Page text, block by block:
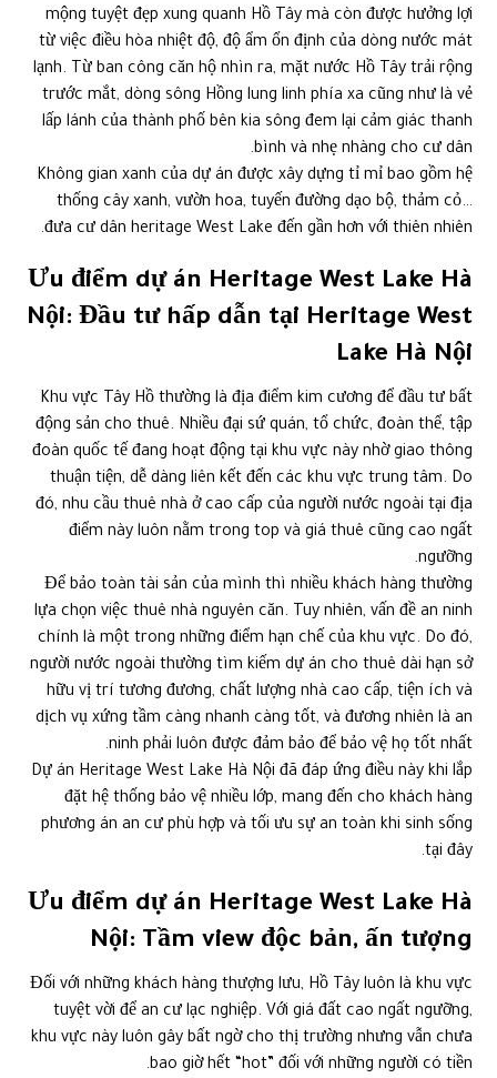
mộng tuyệt đẹp xung quanh Hồ Tây mà còn được hưởng lợi
từ việc điều hòa nhiệt độ, độ ẩm ổn định của dòng nước mát
lạnh. Từ ban công căn hộ nhìn ra, mặt nước Hồ Tây trải rộng
trước mắt, dòng sông Hồng lung linh phía xa cũng như là vẻ
lấp lánh của thành phố bên kia sông đem lại cảm giác thanh
bình và nhẹ nhàng cho cư dân.
Không gian xanh của dự án được xây dựng tỉ mỉ bao gồm hệ
thống cây xanh, vườn hoa, tuyến đường dạo bộ, thảm cỏ…
đưa cư dân heritage West Lake đến gần hơn với thiên nhiên.
Ưu điểm dự án Heritage West Lake Hà
Nội: Đầu tư hấp dẫn tại Heritage West
Lake Hà Nội
Khu vực Tây Hồ thường là địa điểm kim cương để đầu tư bất
động sản cho thuê. Nhiều đại sứ quán, tổ chức, đoàn thể, tập
đoàn quốc tế đang hoạt động tại khu vực này nhờ giao thông
thuận tiện, dễ dàng liên kết đến các khu vực trung tâm. Do
đó, nhu cầu thuê nhà ở cao cấp của người nước ngoài tại địa
điểm này luôn nằm trong top và giá thuê cũng cao ngất
ngưỡng.
Để bảo toàn tài sản của mình thì nhiều khách hàng thường
lựa chọn việc thuê nhà nguyên căn. Tuy nhiên, vấn đề an ninh
chính là một trong những điểm hạn chế của khu vực. Do đó,
người nước ngoài thường tìm kiếm dự án cho thuê dài hạn sở
hữu vị trí tương đương, chất lượng nhà cao cấp, tiện ích và
dịch vụ xứng tầm càng nhanh càng tốt, và đương nhiên là an
ninh phải luôn được đảm bảo để bảo vệ họ tốt nhất.
Dự án Heritage West Lake Hà Nội đã đáp ứng điều này khi lắp
đặt hệ thống bảo vệ nhiều lớp, mang đến cho khách hàng
phương án an cư phù hợp và tối ưu sự an toàn khi sinh sống
tại đây.
Ưu điểm dự án Heritage West Lake Hà
Nội: Tầm view độc bản, ấn tượng
Đối với những khách hàng thượng lưu, Hồ Tây luôn là khu vực
tuyệt vời để an cư lạc nghiệp. Với giá đất cao ngất ngưỡng,
khu vực này luôn gây bất ngờ cho thị trường nhưng vẫn chưa
bao giờ hết “hot” đối với những người có tiền.